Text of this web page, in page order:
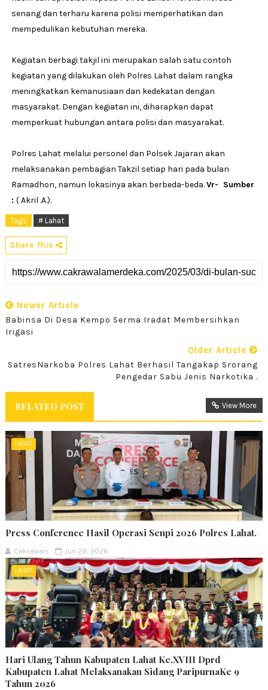
senang dan terharu karena polisi memperhatikan dan
mempedulikan kebutuhan mereka.
Kegiatan berbagi takjil ini merupakan salah satu contoh
kegiatan yang dilakukan oleh Polres Lahat dalam rangka
meningkatkan kemanusiaan dan kedekatan dengan
masyarakat. Dengan kegiatan ini, diharapkan dapat
memperkuat hubungan antara polisi dan masyarakat.
Polres Lahat melalui personel dan Polsek Jajaran akan
melaksanakan pembagian Takzil setiap hari pada bulan
Ramadhon, namun lokasinya akan berbeda-beda.Vr- Sumber
: ( Akril .A.).
Tags # Lahat
Share This
Newer Article
Babinsa Di Desa Kempo Serma Iradat Membersihkan
Irigasi
Older Article
SatresNarkoba Polres Lahat Berhasil Tangakap Srorang
Pengedar Sabu Jenis Narkotika .
RELATED POST View More
LAHAT
Press Conference Hasil Operasi Senpi 2026 Polres Lahat.
Cakrawals Jun 29, 2026
LAHAT
Hari Ulang Tahun Kabupaten Lahat Ke.XVIII Dprd
Kabupaten Lahat Melaksanakan Sidang ParipurnaKe 9
Tahun 2026